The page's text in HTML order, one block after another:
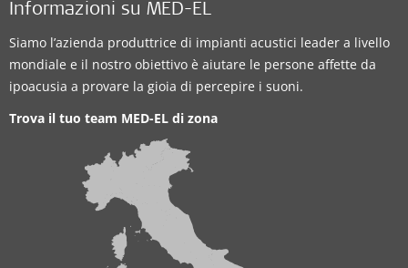
Informazioni su MED-EL
Siamo l’azienda produttrice di impianti acustici leader a livello
mondiale e il nostro obiettivo è aiutare le persone affette da
ipoacusia a provare la gioia di percepire i suoni.
Trova il tuo team MED-EL di zona